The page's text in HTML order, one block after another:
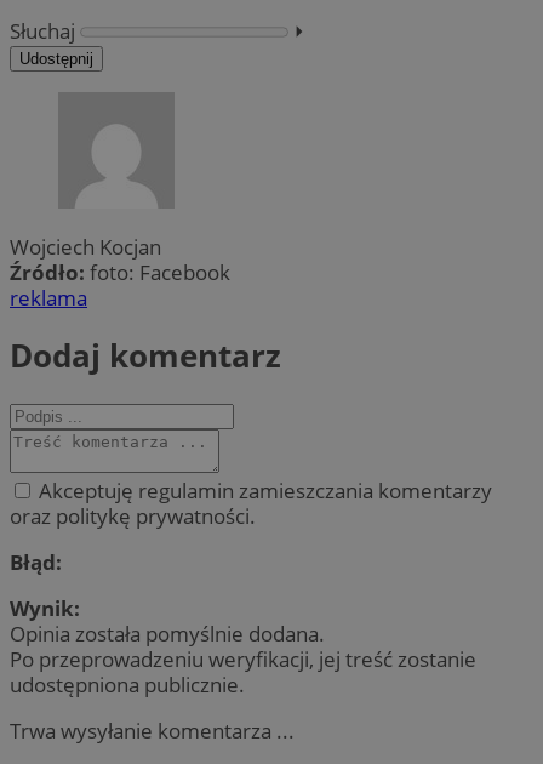
Słuchaj
⏵︎
Udostępnij
Wojciech Kocjan
Źródło: foto: Facebook
reklama
Dodaj komentarz
Akceptuję regulamin zamieszczania komentarzy
oraz politykę prywatności.
Błąd:
Wynik:
Opinia została pomyślnie dodana.
Po przeprowadzeniu weryfikacji, jej treść zostanie
udostępniona publicznie.
Trwa wysyłanie komentarza ...